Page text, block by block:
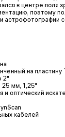
в центре поля
поэтому
астрофотографии
на пластину
2"
25 мм, 1,25"
и оптический
кабелей